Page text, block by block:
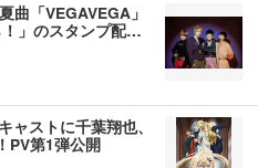
曲「VEGAVEGA」
」のスタンプ配…
ストに千葉翔也、
PV第1弾公開